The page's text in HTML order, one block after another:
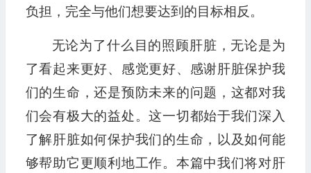
负担，完全与他们想要达到的目标相反。
无论为了什么目的照顾肝脏，无论是为
了看起来更好、感觉更好、感谢肝脏保护我
们的生命，还是预防未来的问题，这都对我
们会有极大的益处。这一切都始于我们深入
了解肝脏如何保护我们的生命，以及如何能
够帮助它更顺利地工作。本篇中我们将对肝